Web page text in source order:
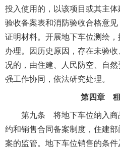
投入使用的，以该项目或其主
验收备案表和消防验收合格意
证明材料。开展地下车位测绘
办理。因历史原因，存在未验
况的，由住建、人民防空、自
强工作协同，依法研究处理。
第四章
第九条 将地下车位纳入商
约和销售合同备案制度，住建
案的监管。地下车位销售的条